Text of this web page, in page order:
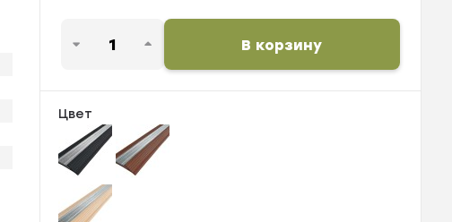
В корзину
Цвет